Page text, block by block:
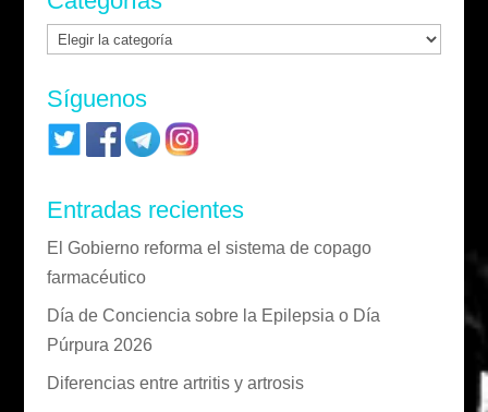
Categorías
Síguenos
Entradas recientes
El Gobierno reforma el sistema de copago
farmacéutico
Día de Conciencia sobre la Epilepsia o Día
Púrpura 2026
Diferencias entre artritis y artrosis